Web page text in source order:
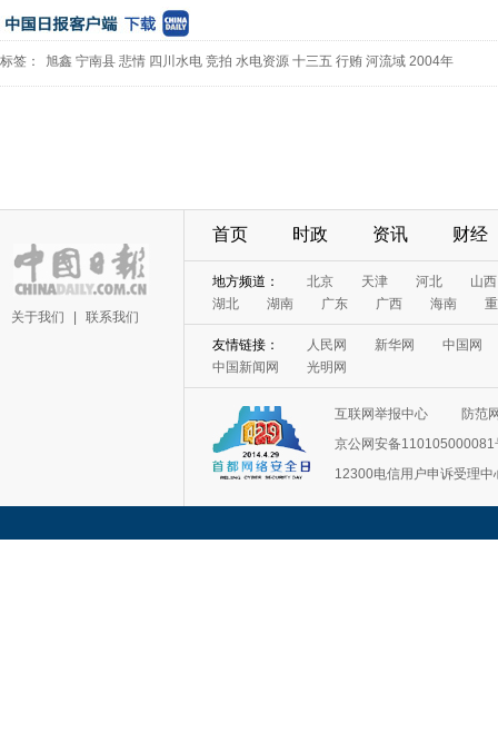
标签： 旭鑫 宁南县 悲情 四川水电 竞拍 水电资源 十三五 行贿 河流域 2004年
关于我们 联系我们
首页 时政 资讯 财经
地方频道： 北京 天津 河北
山西
湖北
湖南 广东 广西 海南
友情链接： 人民网 新华网
中国网
中国新闻网
光明网
互联网举报中心
防范
京公网安备110105000081
12300电信用户申诉受理中